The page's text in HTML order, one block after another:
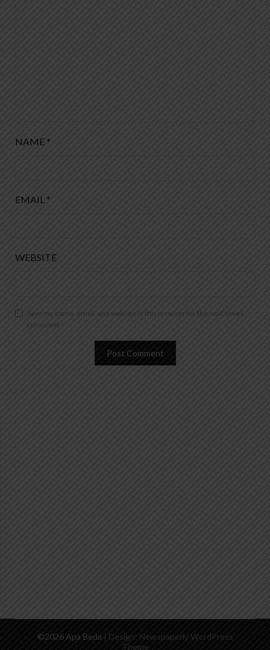
NAME *
EMAIL *
WEBSITE
Save my name, email, and website in this browser for the next time I
comment.
©2026 Apa Beda | Design: Newspaperly WordPress
Theme